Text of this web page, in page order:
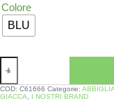
Colore
BLU
COD: C61666 Categorie:
GIACCA
I NOSTRI BRAND